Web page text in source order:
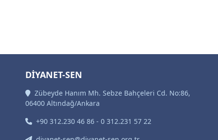
DİYANET-SEN
Zübeyde Hanım Mh. Sebze Bahçeleri Cd. No:86,
06400 Altındağ/Ankara
+90 312.230 46 86 - 0 312.231 57 22